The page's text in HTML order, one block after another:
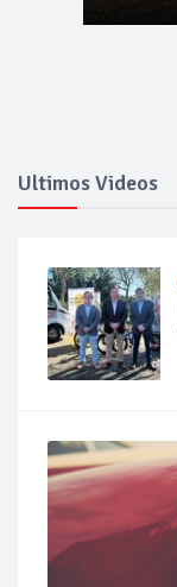
Ultimos Videos